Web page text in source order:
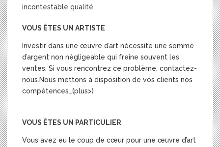
incontestable qualité.
VOUS ÊTES UN ARTISTE
Investir dans une œuvre d’art nécessite une somme
d’argent non négligeable qui freine souvent les
ventes. Si vous rencontrez ce problème, contactez-
nous.Nous mettons à disposition de vos clients nos
compétences…(plus>)
VOUS ÊTES UN PARTICULIER
Vous avez eu le coup de cœur pour une œuvre d’art